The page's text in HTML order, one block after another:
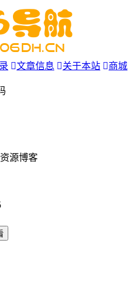
文章信息 关于本站 商城
资源博客